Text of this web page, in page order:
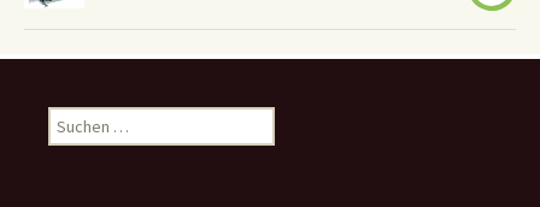
Suchen
nach: